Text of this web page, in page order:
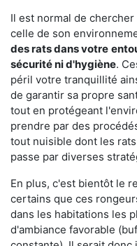
Il est normal de
celle de son
des rats dans votre
sécurité ni d'hygiène.
péril votre tranquillité
de garantir sa propre
tout en protégeant
prendre par des
tout nuisible dont les
passe par diverses
En plus, c'est bientôt le
certains que ces
dans les habitations les
d'ambiance favorable